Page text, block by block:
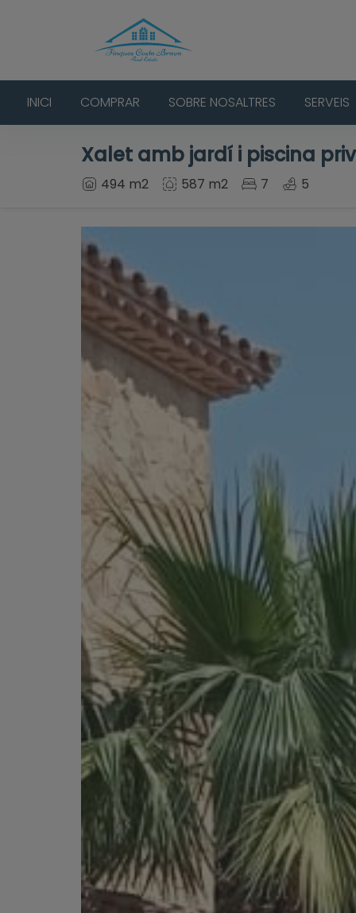
INICI COMPRAR SOBRE NOSALTRES SERVEIS
Xalet amb jardí i piscina
494 m2 587 m2 7 5